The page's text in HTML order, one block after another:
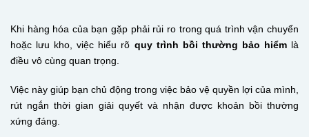
Khi hàng hóa của bạn gặp phải rủi ro trong quá trình vận chuyển
hoặc lưu kho, việc hiểu rõ quy trình bồi thường bảo hiểmlà
điều vô cùng quan trọng.
Việc này giúp bạn chủ động trong việc bảo vệ quyền lợi của mình,
rút ngắn thời gian giải quyết và nhận được khoản bồi thường
xứng đáng.